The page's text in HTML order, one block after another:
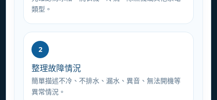
類型。
2
整理故障情況
簡單描述不冷、不排水、漏水、異音、無法開機等
異常情況。